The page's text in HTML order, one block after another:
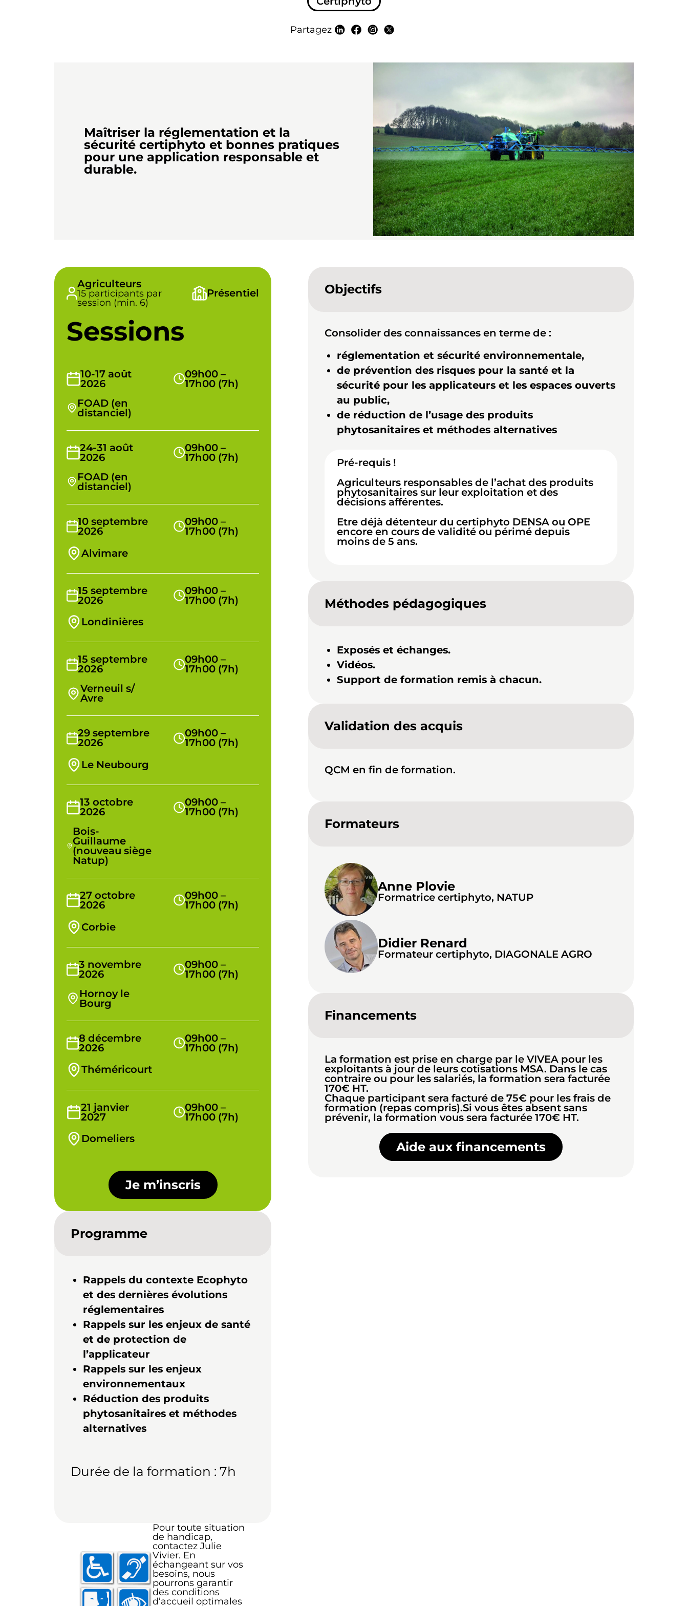
Partagez
Maîtriser la réglementation et la
sécurité certiphyto et bonnes pratiques
pour une application responsable et
durable.
Agriculteurs
15 participants par
session (min. 6)
Présentiel
Sessions
10-17 août
2026
09h00 –
17h00 (7h)
FOAD (en
distanciel)
24-31 août
2026
09h00 –
17h00 (7h)
FOAD (en
distanciel)
10 septembre
2026
09h00 –
17h00 (7h)
Alvimare
15 septembre
2026
09h00 –
17h00 (7h)
Londinières
15 septembre
2026
09h00 –
17h00 (7h)
Verneuil s/
Avre
29 septembre
2026
09h00 –
17h00 (7h)
Le Neubourg
13 octobre
2026
09h00 –
17h00 (7h)
Bois-
Guillaume
(nouveau siège
Natup)
27 octobre
2026
09h00 –
17h00 (7h)
Corbie
3 novembre
2026
09h00 –
17h00 (7h)
Hornoy le
Bourg
8 décembre
2026
09h00 –
17h00 (7h)
Théméricourt
21 janvier
2027
09h00 –
17h00 (7h)
Domeliers
Je m’inscris
Programme
Rappels du contexte Ecophyto
et des dernières évolutions
réglementaires
Rappels sur les enjeux de santé
et de protection de
l’applicateur
Rappels sur les enjeux
environnementaux
Réduction des produits
phytosanitaires et méthodes
alternatives
Durée de la formation : 7h
Pour toute situation
de handicap,
contactez Julie
Vivier. En
échangeant sur vos
besoins, nous
pourrons garantir
des conditions
d’accueil optimales
Objectifs
Consolider des connaissances en terme de :
réglementation et sécurité environnementale,
de prévention des risques pour la santé et la
sécurité pour les applicateurs et les espaces ouverts
au public,
de réduction de l’usage des produits
phytosanitaires et méthodes alternatives
Pré-requis !
Agriculteurs responsables de l’achat des produits
phytosanitaires sur leur exploitation et des
décisions afférentes.
Etre déjà détenteur du certiphyto DENSA ou OPE
encore en cours de validité ou périmé depuis
moins de 5 ans.
Méthodes pédagogiques
Exposés et échanges.
Vidéos.
Support de formation remis à chacun.
Validation des acquis
QCM en fin de formation.
Formateurs
Anne Plovie
Formatrice certiphyto, NATUP
Didier Renard
Formateur certiphyto, DIAGONALE AGRO
Financements
La formation est prise en charge par le VIVEA pour les
exploitants à jour de leurs cotisations MSA. Dans le cas
contraire ou pour les salariés, la formation sera facturée
170€ HT.
Chaque participant sera facturé de 75€ pour les frais de
formation (repas compris).Si vous êtes absent sans
prévenir, la formation vous sera facturée 170€ HT.
Aide aux financements